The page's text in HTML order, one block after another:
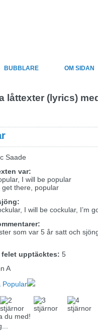
BUBBLARE OM SIDAN
låttexter (lyrics)
Saade
var:
I will be popular
get there, popular
I will be cockular, I’m
som var 5 år satt och
felet upptäcktes: 5
A
Popular
du med!